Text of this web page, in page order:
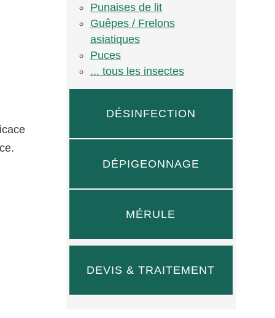
Punaises de lit
Guêpes / Frelons
asiatiques
Puces
... tous les insectes
DÉSINFECTION
DÉPIGEONNAGE
MÉRULE
DEVIS & TRAITEMENT